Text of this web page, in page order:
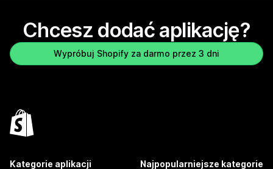
Chcesz dodać aplikację?
Wypróbuj Shopify za darmo przez 3 dni
Kategorie aplikacji Najpopularniejsze kategorie